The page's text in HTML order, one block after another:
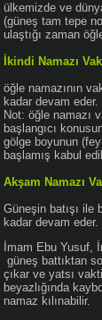
ülkemizde ve
(güneş tam tepe
ulaştığı zaman
İkindi Namazı
öğle namazının
kadar devam eder.
Not: öğle namazı
başlangıcı
gölge boyunun
başlamış kabul
Akşam Namazı
Güneşin batışı ile
kadar devam eder.
İmam Ebu Yusuf,
güneş battıktan
çıkar ve yatsı
beyazlığında
namaz kılınabilir.